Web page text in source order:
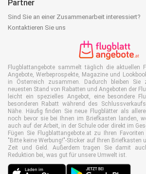
Partner
Sind Sie an einer Zusammenarbeit interessiert?
Kontaktieren Sie uns
Flugblattangebote sammelt täglich die aktuellen
Angebote, Werbeprospekte, Magazine und
in Österreich zusammen. Dadurch bleiben
neuesten Stand von Rabatten und Angeboten der
leicht ein spezielles Angebot, eine besondere
besonderen Rabatt während des
Nähe. Häufig finden Sie neue Flugblätter als
noch bevor sie bei Ihnen im Briefkasten landen,
auch auf der Arbeit, in der Schule oder direkt im
Fügen Sie Flugblattangebote.at zu Ihren
"Bitte keine Werbung!"-Sticker auf Ihren Briefkasten
Zeit und Geld. Außerdem tragen Sie damit
Reduktion bei, was gut für unsere Umwelt ist.